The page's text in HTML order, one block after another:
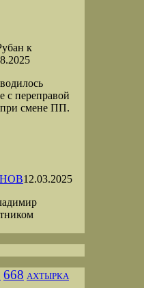
к
с переправой
смене ПП.
12.03.2025
668 АХТЫРКА